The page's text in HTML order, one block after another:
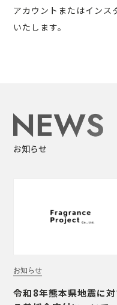
アカウントまたはインス
いたします。
お知らせ
お知らせ
令和8年熊本県地震に